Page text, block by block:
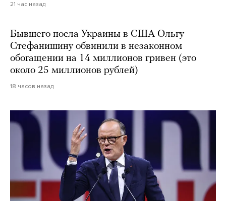
21 час назад
Бывшего посла Украины в США Ольгу
Стефанишину обвинили в незаконном
обогащении на 14 миллионов гривен (это
около 25 миллионов рублей)
18 часов назад